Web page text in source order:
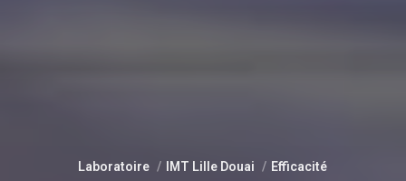
Laboratoire IMT Lille Douai Efficacité